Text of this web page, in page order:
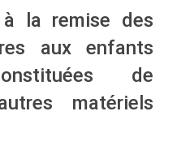
la remise des
aux enfants
de
matériels